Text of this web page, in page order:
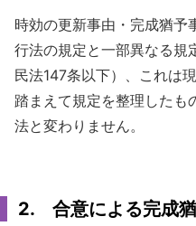
時効の更新事由・完成猶予
行法の規定と一部異なる規
民法147条以下）、これは
踏まえて規定を整理したも
法と変わりません。
2. 合意による完成